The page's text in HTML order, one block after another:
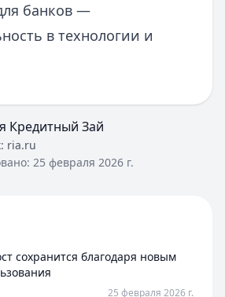
банков —
в технологии и
Кредитный Зай
ria.ru
25 февраля 2026 г.
сохранится благодаря новым
25 февраля 2026 г.